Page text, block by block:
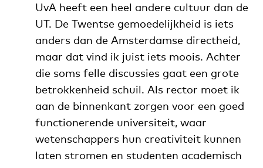
UvA heeft een heel andere cultuur dan de
UT. De Twentse gemoedelijkheid is iets
anders dan de Amsterdamse directheid,
maar dat vind ik juist iets moois. Achter
die soms felle discussies gaat een grote
betrokkenheid schuil. Als rector moet ik
aan de binnenkant zorgen voor een goed
functionerende universiteit, waar
wetenschappers hun creativiteit kunnen
laten stromen en studenten academisch